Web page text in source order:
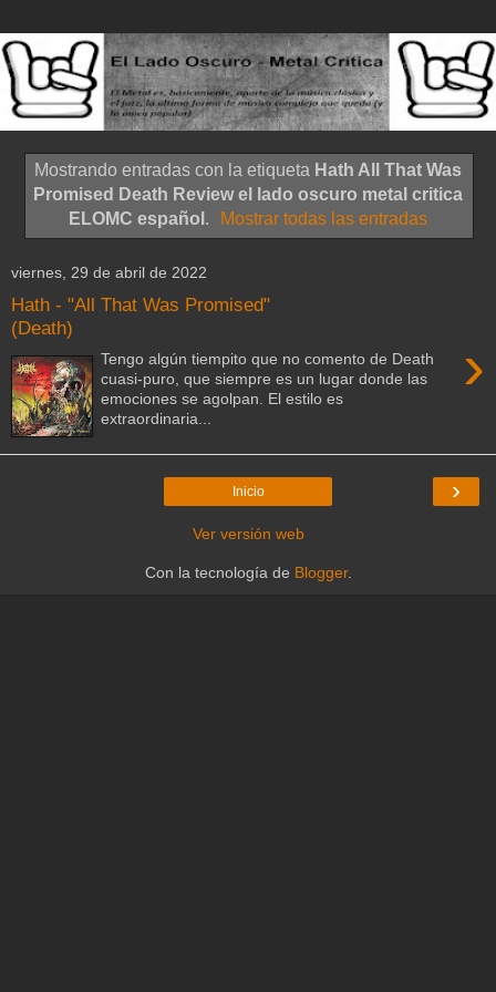
Mostrando entradas con la etiqueta Hath All That Was
Promised Death Review el lado oscuro metal critica
ELOMC español . Mostrar todas las entradas
viernes, 29 de abril de 2022
Hath - "All That Was Promised"
(Death)
›
Tengo algún tiempito que no comento de Death
cuasi-puro, que siempre es un lugar donde las
emociones se agolpan. El estilo es
extraordinaria...
›
Inicio
Ver versión web
Con la tecnología de Blogger.